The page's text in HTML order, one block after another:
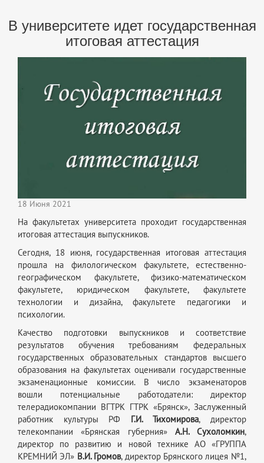
В университете идет государственная
итоговая аттестация
18 Июня 2021
На факультетах университета проходит государственная
итоговая аттестация выпускников.
Сегодня, 18 июня, государственная итоговая аттестация
прошла на филологическом факультете, естественно-
географическом факультете, физико-математическом
факультете, юридическом факультете, факультете
технологии и дизайна, факультете педагогики и
психологии.
Качество подготовки выпускников и соответствие
результатов обучения требованиям федеральных
государственных образовательных стандартов высшего
образования на факультетах оценивали государственные
экзаменационные комиссии. В число экзаменаторов
вошли потенциальные работодатели: директор
телерадиокомпании ВГТРК ГТРК «Брянск», Заслуженный
работник культуры РФ
Г.И. Тихомирова, директор
телекомпании «Брянская губерния» А.Н. Сухоломкин,
директор по развитию и новой технике АО «ГРУППА
КРЕМНИЙ ЭЛ» В.И. Громов, директор Брянского лицея №1,